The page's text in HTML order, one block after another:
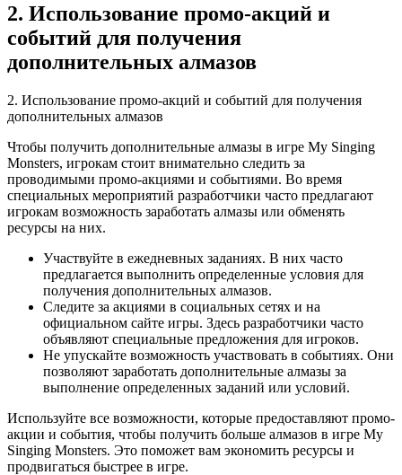
2. Использование промо-акций и
событий для получения
дополнительных алмазов
2. Использование промо-акций и событий для получения
дополнительных алмазов
Чтобы получить дополнительные алмазы в игре My Singing
Monsters, игрокам стоит внимательно следить за
проводимыми промо-акциями и событиями. Во время
специальных мероприятий разработчики часто предлагают
игрокам возможность заработать алмазы или обменять
ресурсы на них.
Участвуйте в ежедневных заданиях. В них часто
предлагается выполнить определенные условия для
получения дополнительных алмазов.
Следите за акциями в социальных сетях и на
официальном сайте игры. Здесь разработчики часто
объявляют специальные предложения для игроков.
Не упускайте возможность участвовать в событиях. Они
позволяют заработать дополнительные алмазы за
выполнение определенных заданий или условий.
Используйте все возможности, которые предоставляют промо-
акции и события, чтобы получить больше алмазов в игре My
Singing Monsters. Это поможет вам экономить ресурсы и
продвигаться быстрее в игре.